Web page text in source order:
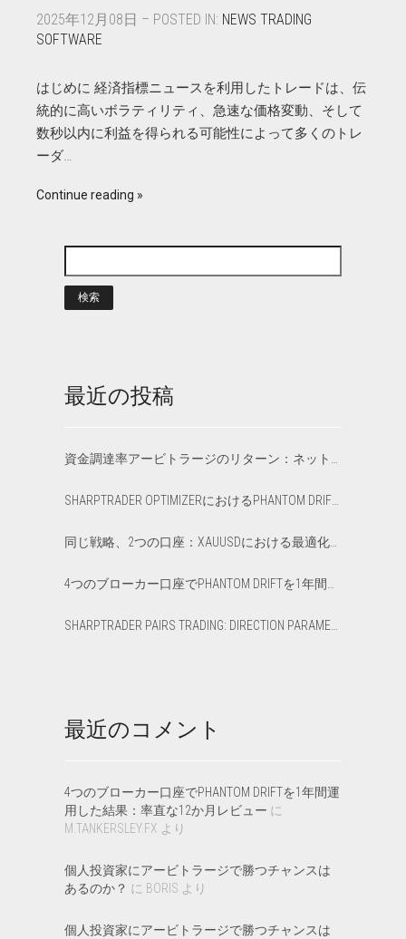
2025年12月08日 – POSTED IN: NEWS TRADING
SOFTWARE
はじめに 経済指標ニュースを利用したトレードは、伝
統的に高いボラティリティ、急速な価格変動、そして
数秒以内に利益を得られる可能性によって多くのトレ
ーダ…
Continue reading
最近の投稿
最近のコメント
4つのブローカー口座でPHANTOM DRIFTを1年間運
用した結果：率直な12か月レビュー に
M.TANKERSLEY.FX より
個人投資家にアービトラージで勝つチャンスは
あるのか？ に BORIS より
個人投資家にアービトラージで勝つチャンスは